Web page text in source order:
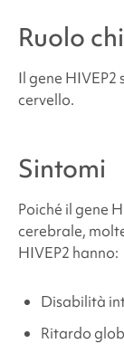
Dove posso
Fonti e
Ruolo
Il gene HIVEP2
cervello.
Sintomi
Poiché il gene
cerebrale,
HIVEP2 hanno:
Disabilità
Ritardo